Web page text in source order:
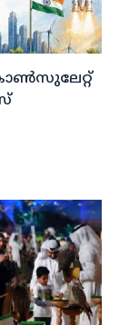
കോണ്‍സുലേറ്റ്